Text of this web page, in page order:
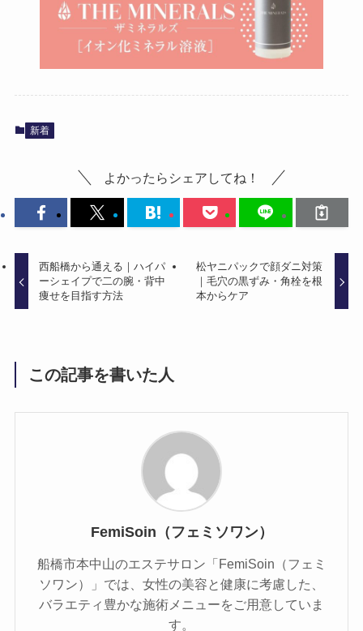
新着
よかったらシェアしてね！
西船橋から通える｜ハイパ
ーシェイプで二の腕・背中
痩せを目指す方法
松ヤニパックで顔ダニ対策
｜毛穴の黒ずみ・角栓を根
本からケア
この記事を書いた人
FemiSoin（フェミソワン）
船橋市本中山のエステサロン「FemiSoin（フェミ
ソワン）」では、女性の美容と健康に考慮した、
バラエティ豊かな施術メニューをご用意していま
す。